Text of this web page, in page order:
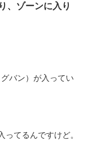
、ゾーンに入り
バン）が入ってい
ってるんですけど。